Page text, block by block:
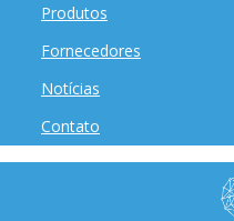
Produtos
Fornecedores
Notícias
Contato